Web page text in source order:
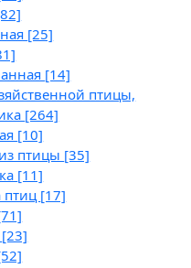
[25]
[14]
птицы,
[264]
[10]
птицы [35]
[11]
птиц [17]
[23]